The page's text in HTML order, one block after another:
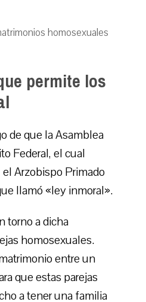
homosexuales
permite los
de que la Asamblea
Federal, el cual
Arzobispo Primado
llamó «ley inmoral».
torno a dicha
homosexuales.
entre un
que estas parejas
a tener una familia